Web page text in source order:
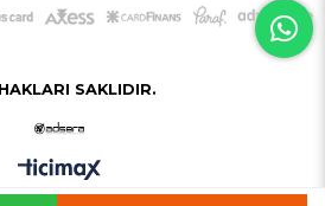
GÖNDER
SAKLIDIR.